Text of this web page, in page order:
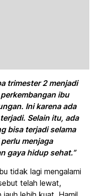
trimester 2 menjadi
ibu
Ini karena ada
Selain itu, ada
bisa terjadi selama
menjaga
gaya hidup sehat.”
tidak lagi mengalami
telah lewat,